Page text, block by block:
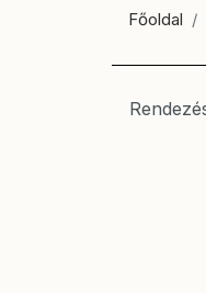
Főoldal